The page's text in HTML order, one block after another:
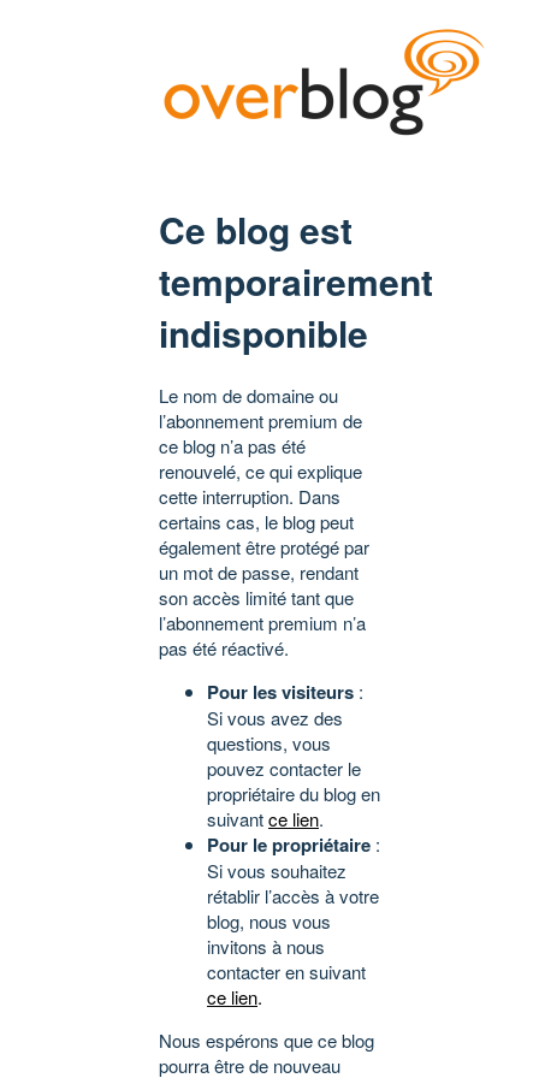
Ce blog est
temporairement
indisponible
Le nom de domaine ou
l’abonnement premium de
ce blog n’a pas été
renouvelé, ce qui explique
cette interruption. Dans
certains cas, le blog peut
également être protégé par
un mot de passe, rendant
son accès limité tant que
l’abonnement premium n’a
pas été réactivé.
Pour les visiteurs :
Si vous avez des
questions, vous
pouvez contacter le
propriétaire du blog en
suivantce lien.
Pour le propriétaire :
Si vous souhaitez
rétablir l’accès à votre
blog, nous vous
invitons à nous
contacter en suivant
ce lien.
Nous espérons que ce blog
pourra être de nouveau